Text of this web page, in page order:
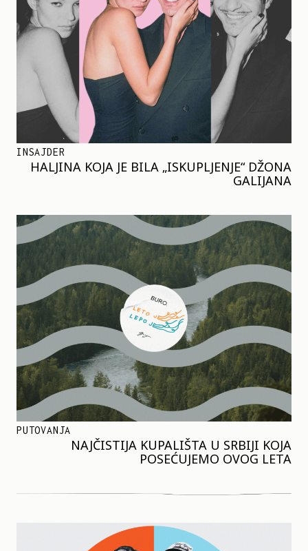
INSAJDER
HALJINA KOJA JE BILA „ISKUPLJENJE“ DŽONA
GALIJANA
PUTOVANJA
NAJČISTIJA KUPALIŠTA U SRBIJI KOJA
POSEĆUJEMO OVOG LETA